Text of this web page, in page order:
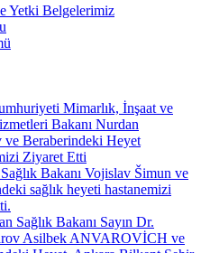
Yetki Belgelerimiz
Mimarlık, İnşaat ve
Bakanı Nurdan
ve Beraberindeki Heyet
Ziyaret Etti
Bakanı Vojislav Šimun ve
sağlık heyeti hastanemizi
Sağlık Bakanı Sayın Dr.
Asilbek ANVAROVİCH ve